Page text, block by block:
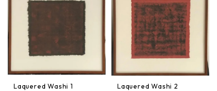
Laquered Washi 1
Laquered Washi 2